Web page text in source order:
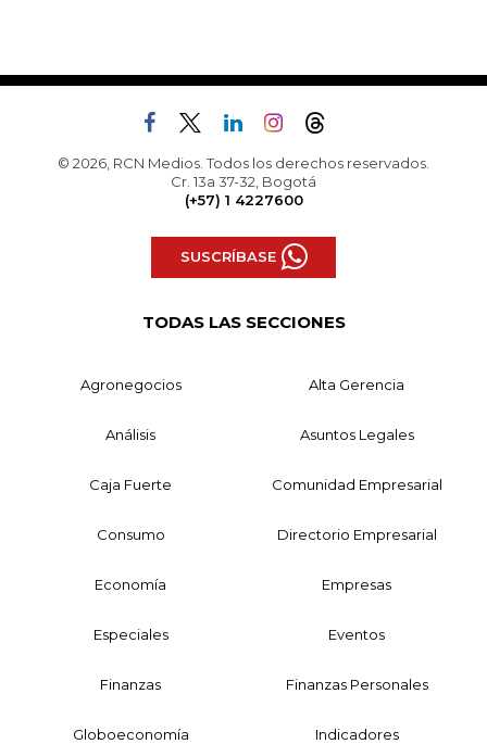
© 2026, RCN Medios. Todos los derechos reservados.
Cr. 13a 37-32, Bogotá
(+57) 1 4227600
SUSCRÍBASE
TODAS LAS SECCIONES
Agronegocios Alta Gerencia
Análisis Asuntos Legales
Caja Fuerte Comunidad Empresarial
Consumo Directorio Empresarial
Economía Empresas
Especiales Eventos
Finanzas Finanzas Personales
Globoeconomía Indicadores